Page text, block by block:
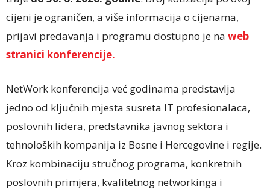
cijeni je ograničen, a više informacija o cijenama,
prijavi predavanja i programu dostupno je na web
stranici konferencije.
NetWork konferencija već godinama predstavlja
jedno od ključnih mjesta susreta IT profesionalaca,
poslovnih lidera, predstavnika javnog sektora i
tehnoloških kompanija iz Bosne i Hercegovine i regije.
Kroz kombinaciju stručnog programa, konkretnih
poslovnih primjera, kvalitetnog networkinga i